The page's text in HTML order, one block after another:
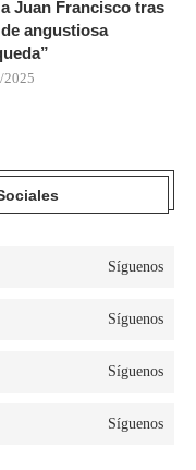
Juan Francisco tras
angustiosa
2025
Síguenos
Síguenos
Síguenos
Síguenos